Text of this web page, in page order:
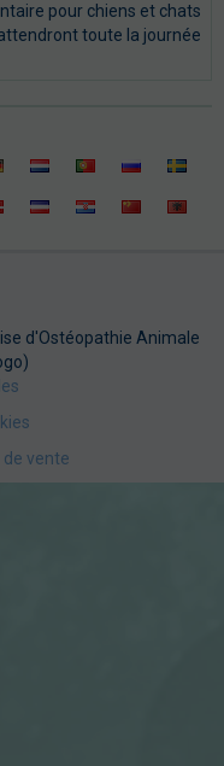
pour chiens et chats
toute la journée
d'Ostéopathie Animale
vente